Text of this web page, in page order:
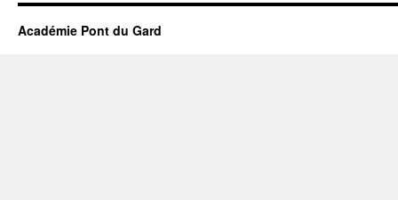
Académie Pont du Gard